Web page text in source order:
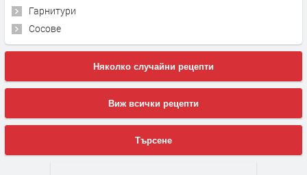
Гарнитури
Сосове
Няколко случайни рецепти
Виж всички рецепти
Търсене